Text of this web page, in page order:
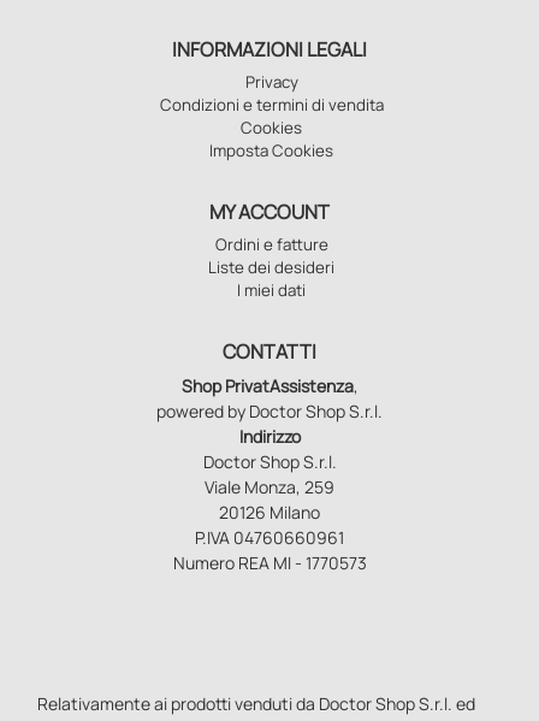
INFORMAZIONI LEGALI
Privacy
Condizioni e termini di vendita
Cookies
Imposta Cookies
MY ACCOUNT
Ordini e fatture
Liste dei desideri
I miei dati
CONTATTI
Shop PrivatAssistenza,
powered by Doctor Shop S.r.l.
Indirizzo
Doctor Shop S.r.l.
Viale Monza, 259
20126 Milano
P.IVA 04760660961
Numero REA MI - 1770573
Relativamente ai prodotti venduti da Doctor Shop S.r.l. ed